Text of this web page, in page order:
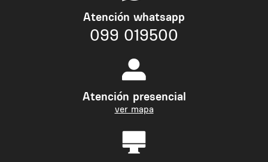
Atención whatsapp
099 019500
Atención presencial
ver mapa